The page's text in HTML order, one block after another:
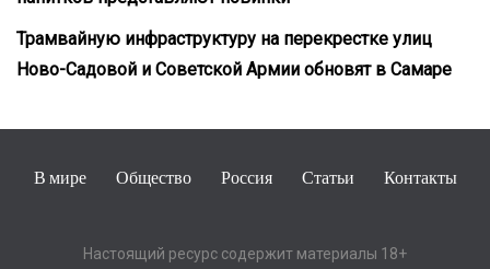
Трамвайную инфраструктуру на перекрестке улиц
Ново-Садовой и Советской Армии обновят в Самаре
В мире Общество Россия Статьи Контакты
Настоящий ресурс содержит материалы 18+